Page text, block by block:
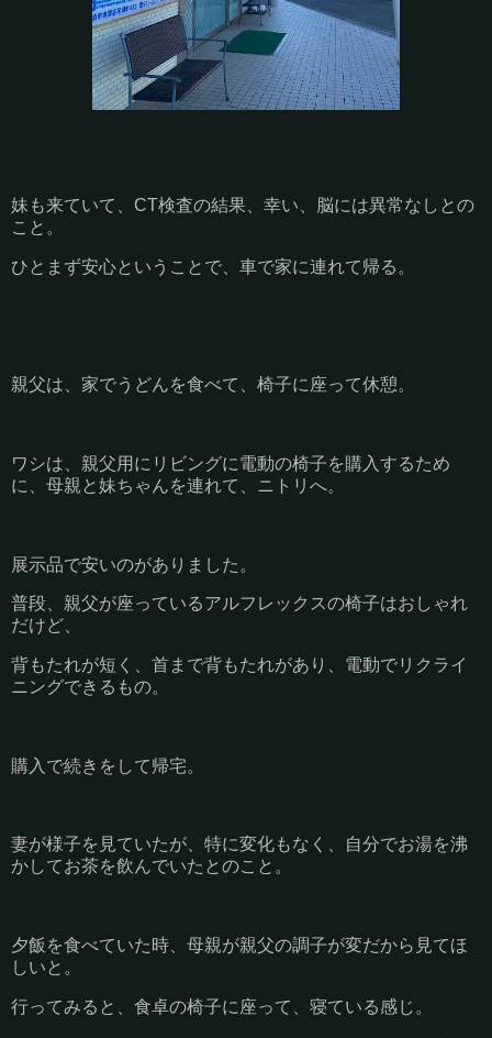
妹も来ていて、CT検査の結果、幸い、脳には異常なしとの
こと。
ひとまず安心ということで、車で家に連れて帰る。
親父は、家でうどんを食べて、椅子に座って休憩。
ワシは、親父用にリビングに電動の椅子を購入するため
に、母親と妹ちゃんを連れて、ニトリへ。
展示品で安いのがありました。
普段、親父が座っているアルフレックスの椅子はおしゃれ
だけど、
背もたれが短く、首まで背もたれがあり、電動でリクライ
ニングできるもの。
購入で続きをして帰宅。
妻が様子を見ていたが、特に変化もなく、自分でお湯を沸
かしてお茶を飲んでいたとのこと。
夕飯を食べていた時、母親が親父の調子が変だから見てほ
しいと。
行ってみると、食卓の椅子に座って、寝ている感じ。